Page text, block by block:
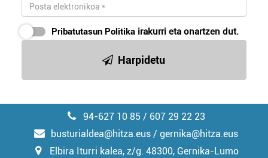
Pribatutasun Politika irakurri eta onartzen dut.
Harpidetu
94-627 10 85 / 607 29 22 23
busturialdea@hitza.eus / gernika@hitza.eus
Elbira Iturri kalea, z/g. 48300, Gernika-Lumo